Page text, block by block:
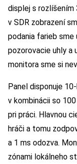
displej s rozlíšením
v SDR zobrazení
podania farieb sme
pozorovacie uhly a
monitora sme si
Panel disponuje
v kombinácii so
pri práci. Hlavnou
hráči a tomu
a 1 ms odozva.
zónami lokálneho